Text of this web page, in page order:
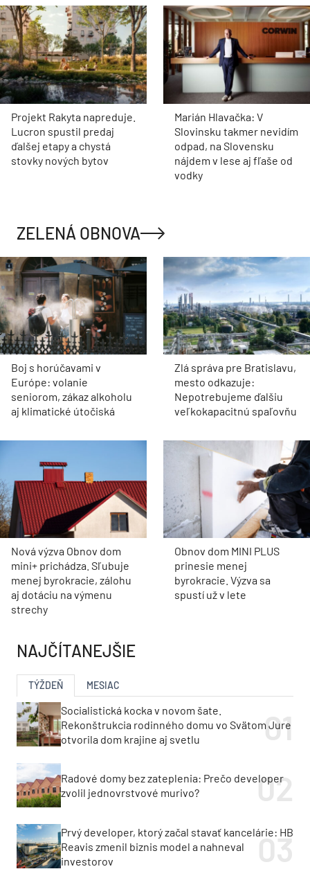
Projekt Rakyta napreduje.
Lucron spustil predaj
ďalšej etapy a chystá
stovky nových bytov
Marián Hlavačka: V
Slovinsku takmer nevidím
odpad, na Slovensku
nájdem v lese aj fľaše od
vodky
ZELENÁ OBNOVA
Boj s horúčavami v
Európe: volanie
seniorom, zákaz alkoholu
aj klimatické útočiská
Zlá správa pre Bratislavu,
mesto odkazuje:
Nepotrebujeme ďalšiu
veľkokapacitnú spaľovňu
Nová výzva Obnov dom
mini+ prichádza. Sľubuje
menej byrokracie, zálohu
aj dotáciu na výmenu
strechy
Obnov dom MINI PLUS
prinesie menej
byrokracie. Výzva sa
spustí už v lete
NAJČÍTANEJŠIE
TÝŽDEŇ MESIAC
Socialistická kocka v novom šate.
Rekonštrukcia rodinného domu vo Svätom Jure
otvorila dom krajine aj svetlu
Radové domy bez zateplenia: Prečo developer
zvolil jednovrstvové murivo?
Prvý developer, ktorý začal stavať kancelárie: HB
Reavis zmenil biznis model a nahneval
investorov